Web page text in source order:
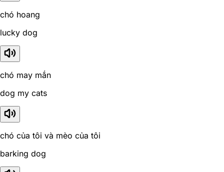
chó hoang
lucky dog
chó may mắn
dog my cats
chó của tôi và mèo của tôi
barking dog